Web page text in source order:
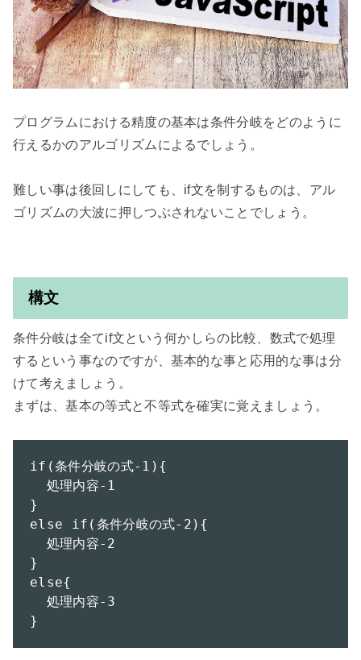
プログラムにおける精度の基本は条件分岐をどのように
行えるかのアルゴリズムによるでしょう。
難しい事は後回しにしても、if文を制するものは、アル
ゴリズムの大波に押しつぶされないことでしょう。
構文
条件分岐は全てif文という何かしらの比較、数式で処理
するという事なのですが、基本的な事と応用的な事は分
けて考えましょう。
まずは、基本の等式と不等式を確実に覚えましょう。
if(条件分岐の式-1){
  処理内容-1
}
else if(条件分岐の式-2){
  処理内容-2
}
else{
  処理内容-3
}